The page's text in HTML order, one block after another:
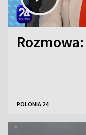
POLONIA 24